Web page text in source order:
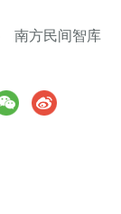
南方民间智库